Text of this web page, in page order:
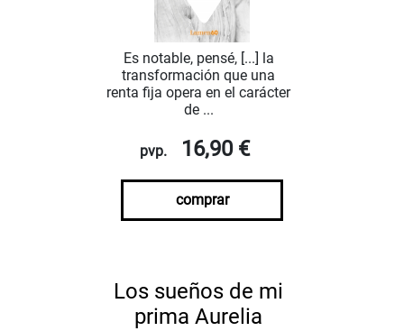
Es notable, pensé, [...] la
transformación que una
renta fija opera en el carácter
de ...
pvp. 16,90 €
comprar
Los sueños de mi
prima Aurelia